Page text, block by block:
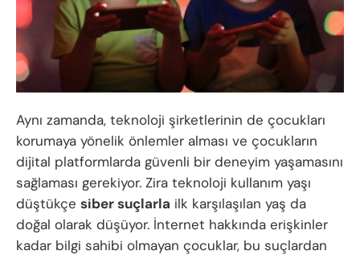
Aynı zamanda, teknoloji şirketlerinin de çocukları
korumaya yönelik önlemler alması ve çocukların
dijital platformlarda güvenli bir deneyim yaşamasını
sağlaması gerekiyor. Zira teknoloji kullanım yaşı
düştükçe siber suçlarla ilk karşılaşılan yaş da
doğal olarak düşüyor. İnternet hakkında erişkinler
kadar bilgi sahibi olmayan çocuklar, bu suçlardan